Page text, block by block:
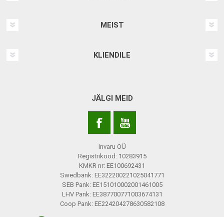
MEIST
KLIENDILE
JÄLGI MEID
Invaru OÜ
Registrikood: 10283915
KMKR nr: EE100692431
Swedbank: EE322200221025041771
SEB Pank: EE151010002001461005
LHV Pank: EE387700771003674131
Coop Pank: EE224204278630582108